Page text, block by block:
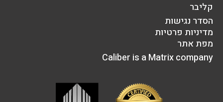
קליבר
הסדר נגישות
מדיניות פרטיות
מפת אתר
Caliber is a Matrix company